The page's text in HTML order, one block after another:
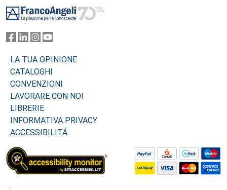
LA TUA OPINIONE
CATALOGHI
CONVENZIONI
LAVORARE CON NOI
LIBRERIE
INFORMATIVA PRIVACY
ACCESSIBILITÁ